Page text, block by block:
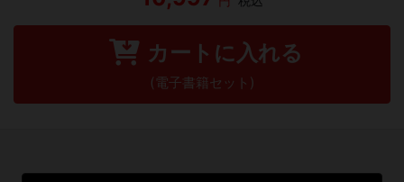
カートに入れる
(電子書籍セット)